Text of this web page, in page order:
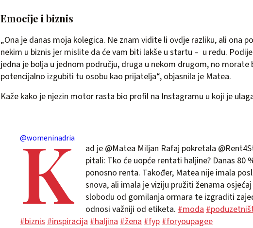
Emocije i biznis
„Ona je danas moja kolegica. Ne znam vidite li ovdje razliku, ali ona
nekim u biznis jer mislite da će vam biti lakše u startu – u redu.
jedna je bolja u jednom području, druga u nekom drugom, no morate
potencijalno izgubiti tu osobu kao prijatelja“, objasnila je Matea.
Kaže kako je njezin motor rasta bio profil na Instagramu u koji je
@womeninadria
K
ad je @Matea Miljan Rafaj pokretala
pitali: Tko će uopće rentati haljine? Danas 80
ponosno renta. Također, Matea nije imala
snova, ali imala je viziju pružiti ženama
slobodu od gomilanja ormara te izgraditi
odnosi važniji od etiketa. #moda
#biznis #inspiracija #haljina #žena #fyp #foryoupagee